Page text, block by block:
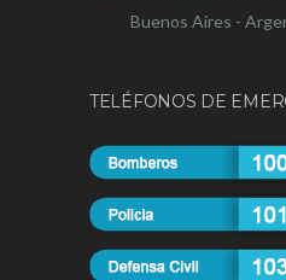
Buenos Aires -
TELÉFONOS DE